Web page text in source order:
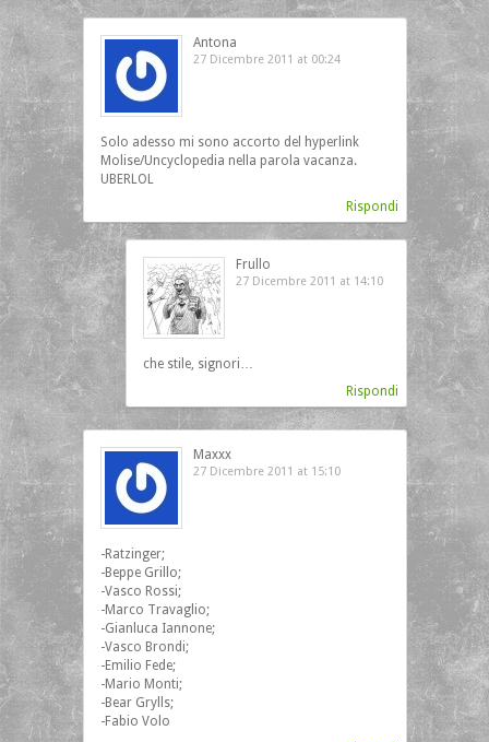
Antona
27 Dicembre 2011 at 00:24
Solo adesso mi sono accorto del hyperlink
Molise/Uncyclopedia nella parola vacanza.
UBERLOL
Rispondi
Frullo
27 Dicembre 2011 at 14:10
che stile, signori…
Rispondi
Maxxx
27 Dicembre 2011 at 15:10
-Ratzinger;
-Beppe Grillo;
-Vasco Rossi;
-Marco Travaglio;
-Gianluca Iannone;
-Vasco Brondi;
-Emilio Fede;
-Mario Monti;
-Bear Grylls;
-Fabio Volo